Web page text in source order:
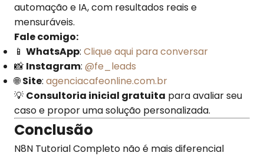
automação e IA, com resultados reais e
mensuráveis.
Fale comigo:
📱 WhatsApp: Clique aqui para conversar
📸 Instagram: @fe_leads
🌐Site: agenciacafeonline.com.br
💡 Consultoria inicial gratuita para avaliar seu
caso e propor uma solução personalizada.
Conclusão
N8N Tutorial Completo não é mais diferencial